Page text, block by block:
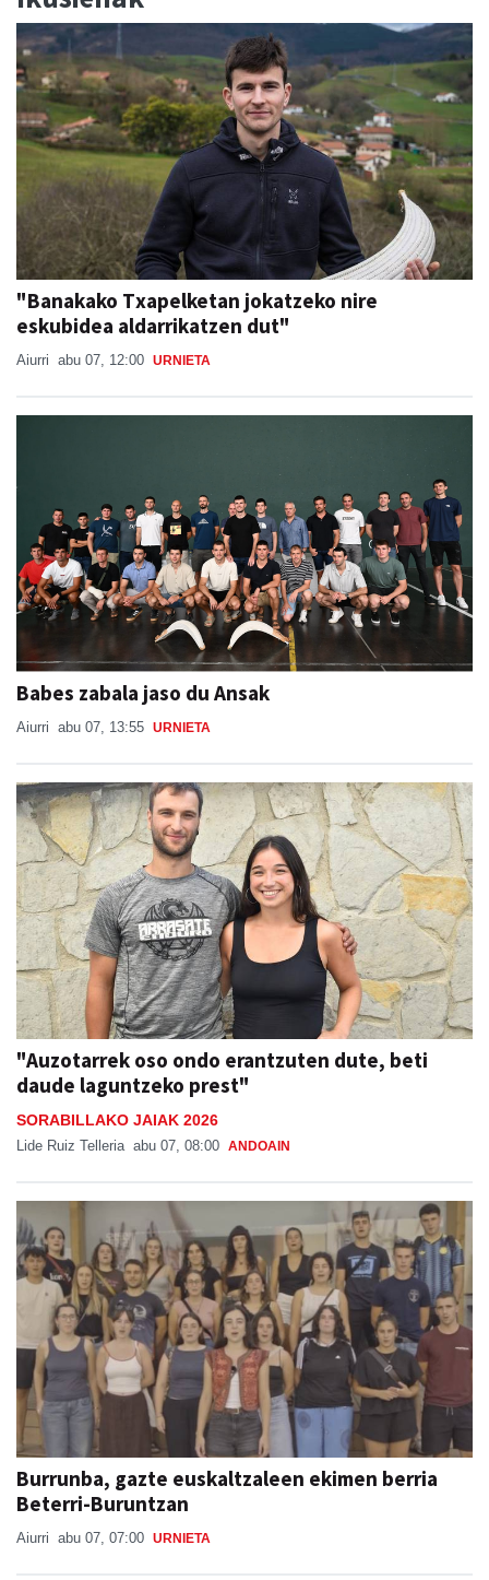
"Banakako Txapelketan jokatzeko nire
eskubidea aldarrikatzen dut"
Aiurri abu 07, 12:00 URNIETA
Babes zabala jaso du Ansak
Aiurri abu 07, 13:55 URNIETA
"Auzotarrek oso ondo erantzuten dute, beti
daude laguntzeko prest"
SORABILLAKO JAIAK 2026
Lide Ruiz Telleria abu 07, 08:00 ANDOAIN
Burrunba, gazte euskaltzaleen ekimen berria
Beterri-Buruntzan
Aiurri abu 07, 07:00 URNIETA